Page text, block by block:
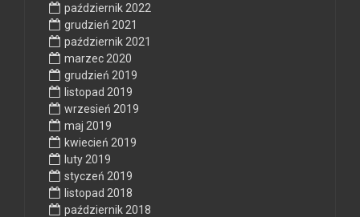
październik 2022
grudzień 2021
październik 2021
marzec 2020
grudzień 2019
listopad 2019
wrzesień 2019
maj 2019
kwiecień 2019
luty 2019
styczeń 2019
listopad 2018
październik 2018